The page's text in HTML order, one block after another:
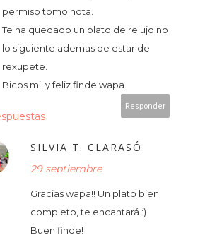
permiso tomo nota.
Te ha quedado un plato de relujo no
lo siguiente ademas de estar de
rexupete.
Bicos mil y feliz finde wapa.
Responder
SILVIA T. CLARASÓ
29 septiembre
Gracias wapa!! Un plato bien
completo, te encantará :)
Buen finde!